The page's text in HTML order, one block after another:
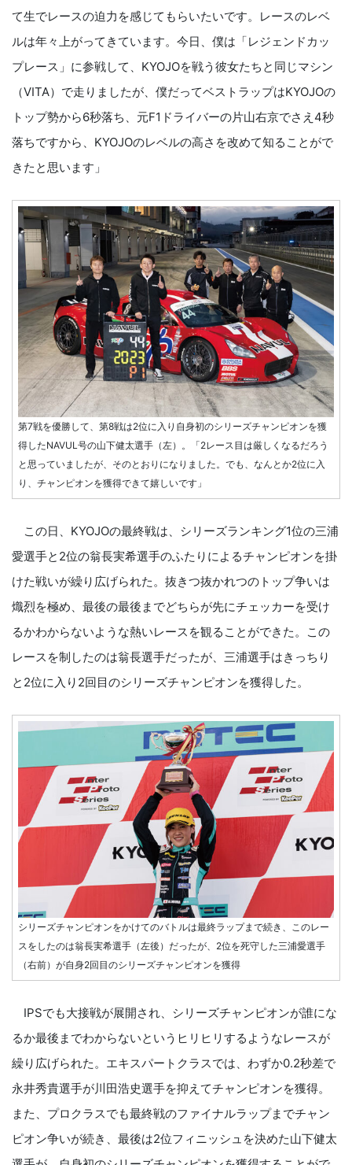
て生でレースの迫力を感じてもらいたいです。レースのレベ
ルは年々上がってきています。今日、僕は「レジェンドカッ
プレース」に参戦して、KYOJOを戦う彼女たちと同じマシン
（VITA）で走りましたが、僕だってベストラップはKYOJOの
トップ勢から6秒落ち、元F1ドライバーの片山右京でさえ4秒
落ちですから、KYOJOのレベルの高さを改めて知ることがで
きたと思います」
第7戦を優勝して、第8戦は2位に入り自身初のシリーズチャンピオンを獲
得したNAVUL号の山下健太選手（左）。「2レース目は厳しくなるだろう
と思っていましたが、そのとおりになりました。でも、なんとか2位に入
り、チャンピオンを獲得できて嬉しいです」
この日、KYOJOの最終戦は、シリーズランキング1位の三浦
愛選手と2位の翁長実希選手のふたりによるチャンピオンを掛
けた戦いが繰り広げられた。抜きつ抜かれつのトップ争いは
熾烈を極め、最後の最後までどちらが先にチェッカーを受け
るかわからないような熱いレースを観ることができた。この
レースを制したのは翁長選手だったが、三浦選手はきっちり
と2位に入り2回目のシリーズチャンピオンを獲得した。
シリーズチャンピオンをかけてのバトルは最終ラップまで続き、このレー
スをしたのは翁長実希選手（左後）だったが、2位を死守した三浦愛選手
（右前）が自身2回目のシリーズチャンピオンを獲得
IPSでも大接戦が展開され、シリーズチャンピオンが誰にな
るか最後までわからないというヒリヒリするようなレースが
繰り広げられた。エキスパートクラスでは、わずか0.2秒差で
永井秀貴選手が川田浩史選手を抑えてチャンピオンを獲得。
また、プロクラスでも最終戦のファイナルラップまでチャン
ピオン争いが続き、最後は2位フィニッシュを決めた山下健太